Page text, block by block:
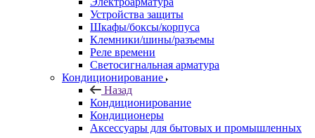
Устройства защиты
Шкафы/боксы/корпуса
Клемники/шины/разъемы
Реле времени
Светосигнальная арматура
Кондиционирование
Назад
Кондиционирование
Кондиционеры
Аксессуары для бытовых и промышленных